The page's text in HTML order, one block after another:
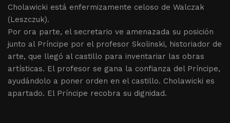
Cholawicki está enfermizamente celoso de Walczak
(Leszczuk).
Por ora parte, el secretario ve amenazada su posición
junto al Príncipe por el profesor Skolinski, historiador de
arte, que llegó al castillo para inventariar las obras
artísticas. El profesor se gana la confianza del Príncipe,
ayudándolo a poner orden en el castillo. Cholawicki es
apartado. El Príncipe recobra su dignidad.